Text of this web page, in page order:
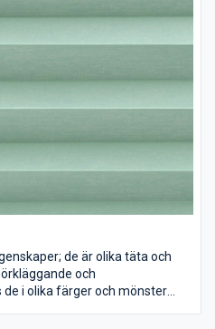
de är olika täta och
och
de i olika färger och mönster